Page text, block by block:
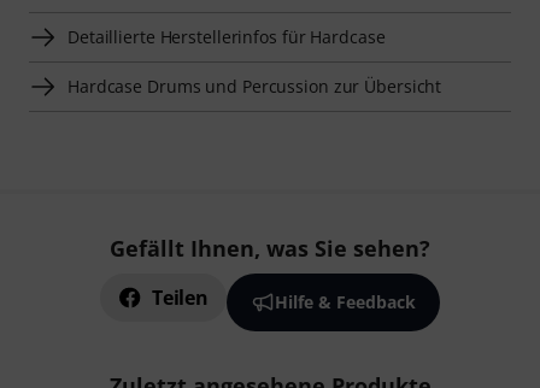
Detaillierte Herstellerinfos für Hardcase
Hardcase Drums und Percussion zur Übersicht
Gefällt Ihnen, was Sie sehen?
Teilen Hilfe & Feedback